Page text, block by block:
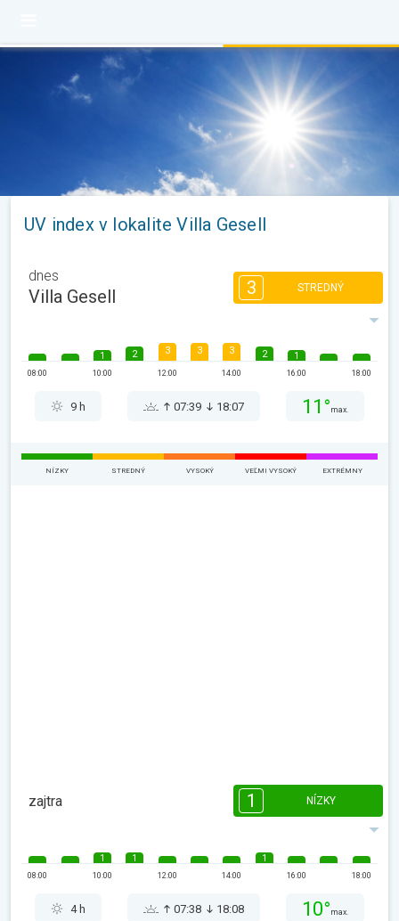
UV index v lokalite Villa Gesell
dnes
Villa Gesell 3 STREDNÝ
08:00
1
10:00
2 3
12:00
3 3
14:00
2 1
16:00 18:00
9 h 07:39 18:07 11° max.
NÍZKY STREDNÝ VYSOKÝ VEĽMI VYSOKÝ EXTRÉMNY
zajtra 1 NÍZKY
08:00
1
10:00
1
12:00 14:00
1
16:00 18:00
4 h 07:38 18:08 10° max.